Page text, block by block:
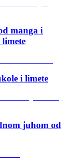
manga i
i limete
juhom od